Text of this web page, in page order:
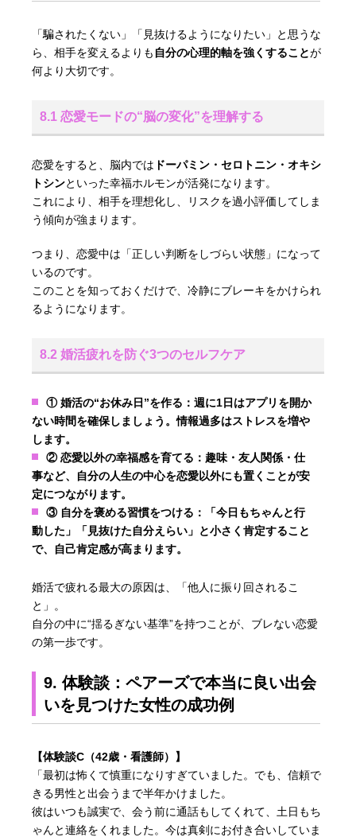
「騙されたくない」「見抜けるようになりたい」と思うな
ら、相手を変えるよりも 自分の心理的軸を強くすることが
何より大切です。
8.1 恋愛モードの“脳の変化”を理解する
恋愛をすると、脳内では ドーパミン・セロトニン・オキシ
トシンといった幸福ホルモンが活発になります。
これにより、相手を理想化し、リスクを過小評価してしま
う傾向が強まります。
つまり、恋愛中は「正しい判断をしづらい状態」になって
いるのです。
このことを知っておくだけで、冷静にブレーキをかけられ
るようになります。
8.2 婚活疲れを防ぐ3つのセルフケア
① 婚活の“お休み日”を作る：週に1日はアプリを開か
ない時間を確保しましょう。情報過多はストレスを増や
します。
② 恋愛以外の幸福感を育てる： 趣味・友人関係・仕
事など、自分の人生の中心を恋愛以外にも置くことが安
定につながります。
③ 自分を褒める習慣をつける：
「今日もちゃんと行
動した」「見抜けた自分えらい」と小さく肯定すること
で、自己肯定感が高まります。
婚活で疲れる最大の原因は、「他人に振り回されるこ
と」。
自分の中に“揺るぎない基準”を持つことが、ブレない恋愛
の第一歩です。
9. 体験談：ペアーズで本当に良い出会
いを見つけた女性の成功例
【体験談C（42歳・看護師）】
「最初は怖くて慎重になりすぎていました。でも、信頼で
きる男性と出会うまで半年かけました。
彼はいつも誠実で、会う前に通話もしてくれて、土日もち
ゃんと連絡をくれました。今は真剣にお付き合いしていま